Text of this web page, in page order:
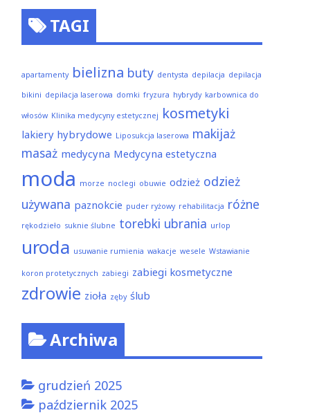
TAGI
apartamenty bielizna buty dentysta depilacja depilacja
bikini depilacja laserowa domki fryzura hybrydy karbownica do
włosów Klinika medycyny estetycznej kosmetyki
lakiery hybrydowe Liposukcja laserowa makijaż
masaż medycyna Medycyna estetyczna
moda morze noclegi obuwie odzież odzież
używana paznokcie puder ryżowy rehabilitacja różne
rękodzieło suknie ślubne torebki ubrania urlop
uroda usuwanie rumienia wakacje wesele Wstawianie
koron protetycznych zabiegi zabiegi kosmetyczne
zdrowie zioła zęby ślub
Archiwa
grudzień 2025
październik 2025